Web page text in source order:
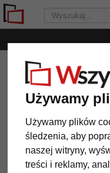
Używamy
Używamy plików
śledzenia, aby
naszej witryny,
treści i reklamy,
WszystkieRamy.pl
Passe-partout 1,3
indywidualnym wycięciem
Passe-